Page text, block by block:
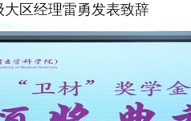
区经理雷勇发表致辞